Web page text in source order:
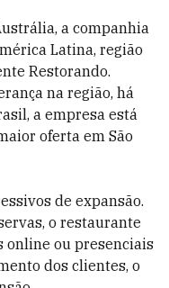
a companhia
Latina, região
Restorando.
na região, há
a empresa está
oferta em São
de expansão.
o restaurante
online ou presenciais
dos clientes, o